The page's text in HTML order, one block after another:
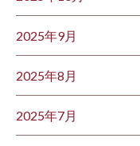
2025年9月
2025年8月
2025年7月